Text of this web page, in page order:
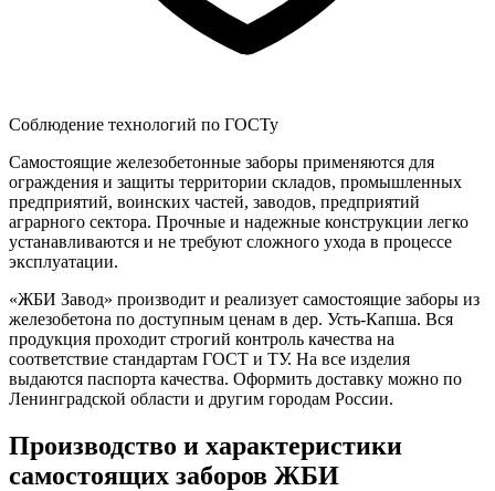
Соблюдение технологий по ГОСТу
Самостоящие железобетонные заборы применяются для
ограждения и защиты территории складов, промышленных
предприятий, воинских частей, заводов, предприятий
аграрного сектора. Прочные и надежные конструкции легко
устанавливаются и не требуют сложного ухода в процессе
эксплуатации.
«ЖБИ Завод» производит и реализует самостоящие заборы из
железобетона по доступным ценам в дер. Усть-Капша. Вся
продукция проходит строгий контроль качества на
соответствие стандартам ГОСТ и ТУ. На все изделия
выдаются паспорта качества. Оформить доставку можно по
Ленинградской области и другим городам России.
Производство и характеристики
самостоящих заборов ЖБИ